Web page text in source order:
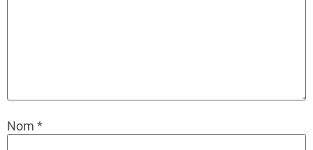
Nom *